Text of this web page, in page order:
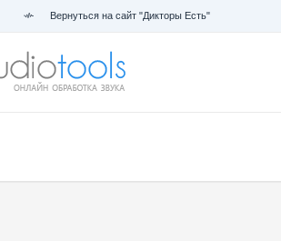
Вернуться на сайт "Дикторы Есть"